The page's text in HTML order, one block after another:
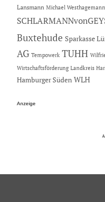
Lansmann Michael Westhagemann
Buxtehude Sparkasse
AG Tempowerk TUHH
Wirtschaftsförderung Landkreis
Hamburger Süden WLH
Anzeige